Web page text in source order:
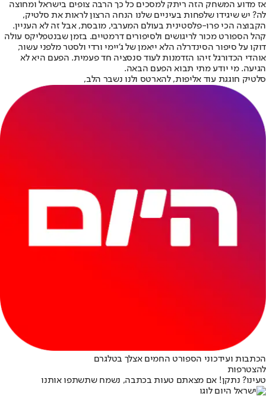
אז מדוע המשחק הזה ריתק למסכים כל כך הרבה צופים בישראל ומחוצה
לה? יש שיגידו שלפחות בעיניים שלנו הנחה הרצון לראות את סלטיק,
הקבוצה הכי פרו-פלסטינית בעולם המערבי, מובסת, אבל זה לא העניין.
קהל הספורט מכור לריגושים ולסיפורים דרמטיים. בזמן שבנטפליקס עולה
דוקו על סיפור הסינדרלה הלא ייאמן של ג'יימי ורדי ולסטר מלפני עשור,
אוהדי הכדורגל זיהו הזדמנות לעוד סנסציה חד פעמית. הפעם היא לא
הגיעה. מי יודע מתי תבוא הפעם הבאה.
סלטיק חוגגת עוד אליפות, להארטס ולנו נשבר הלב,
הכתבות ועידכוני הספורט החמים אצלך בטלגרם
להצטרפות
טעינו? נתקן! אם מצאתם טעות בכתבה, נשמח שתשתפו אותנו